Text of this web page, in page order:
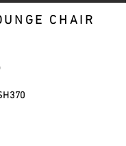
CHAIR